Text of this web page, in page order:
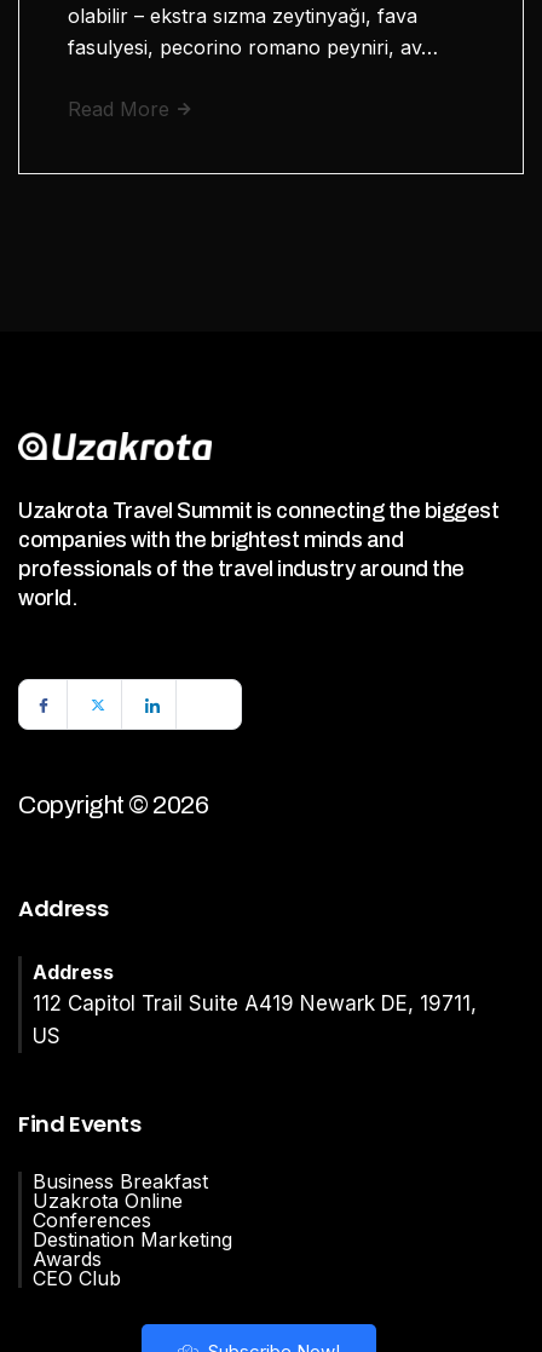
olabilir – ekstra sızma zeytinyağı, fava
fasulyesi, pecorino romano peyniri, av…
Read More
Uzakrota Travel Summit is connecting the biggest
companies with the brightest minds and
professionals of the travel industry around the
world.
Copyright © 2026
Address
Address
112 Capitol Trail Suite A419 Newark DE, 19711,
US
Find Events
Business Breakfast
Uzakrota Online
Conferences
Destination Marketing
Awards
CEO Club